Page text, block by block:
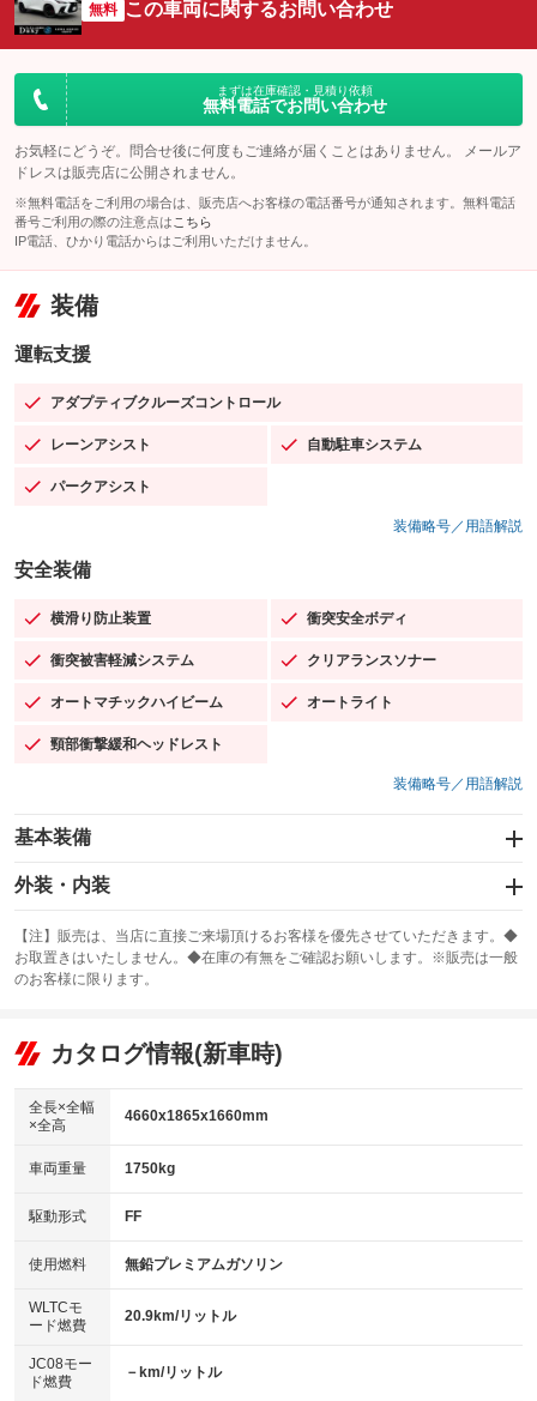
無料 この車両に関するお問い合わせ
まずは在庫確認・見積り依頼
無料電話でお問い合わせ
お気軽にどうぞ。問合せ後に何度もご連絡が届くことはありません。 メールア
ドレスは販売店に公開されません。
※無料電話をご利用の場合は、販売店へお客様の電話番号が通知されます。無料電話
番号ご利用の際の注意点は こちら
IP電話、ひかり電話からはご利用いただけません。
装備
運転支援
アダプティブクルーズコントロール
：装備あり
レーンアシスト
：装備あり 自動駐車システム
：装備あり
パークアシスト
：装備あり
装備略号／用語解説
安全装備
横滑り防止装置
：装備あり 衝突安全ボディ
：装備あり
衝突被害軽減システム
：装備あり クリアランスソナー
：装備あり
オートマチックハイビーム
：装備あり オートライト
：装備あり
頸部衝撃緩和ヘッドレスト
：装備あり
装備略号／用語解説
基本装備
エアバッグ：運転席/助手席/サイド
：装備あり
：装備なし
サンルーフ
：装備あり ABS
リフトアップ
：装備なし
：装備なし
パワーウィンドウ
アイドリングストップ
：装備なし
USB入力端子
：装備あり
100V電源
：装備あり
センターデフロック
：装備なし
電動格納ミラー
：装備あり
外装・内装
カーナビ：メモリーナビ他
：装備あり
TV：フルセグ
：装備あり
ビジュアル
：装備なし
：装備あり
革シート
キーレス
HID(キセノンライト)
：装備なし
バックカメラ
：装備あり
エアロ
：装備なし
：装備なし
パワーシート
【注】販売は、当店に直接ご来場頂けるお客様を優先させていただきます。◆
お取置きはいたしません。◆在庫の有無をご確認お願いします。※販売は一般
のお客様に限ります。
カタログ情報(新車時)
全長×全幅
×全高
4660x1865x1660mm
車両重量 1750kg
駆動形式 FF
使用燃料 無鉛プレミアムガソリン
WLTCモ
ード燃費
20.9km/リットル
JC08モー
ド燃費
－km/リットル